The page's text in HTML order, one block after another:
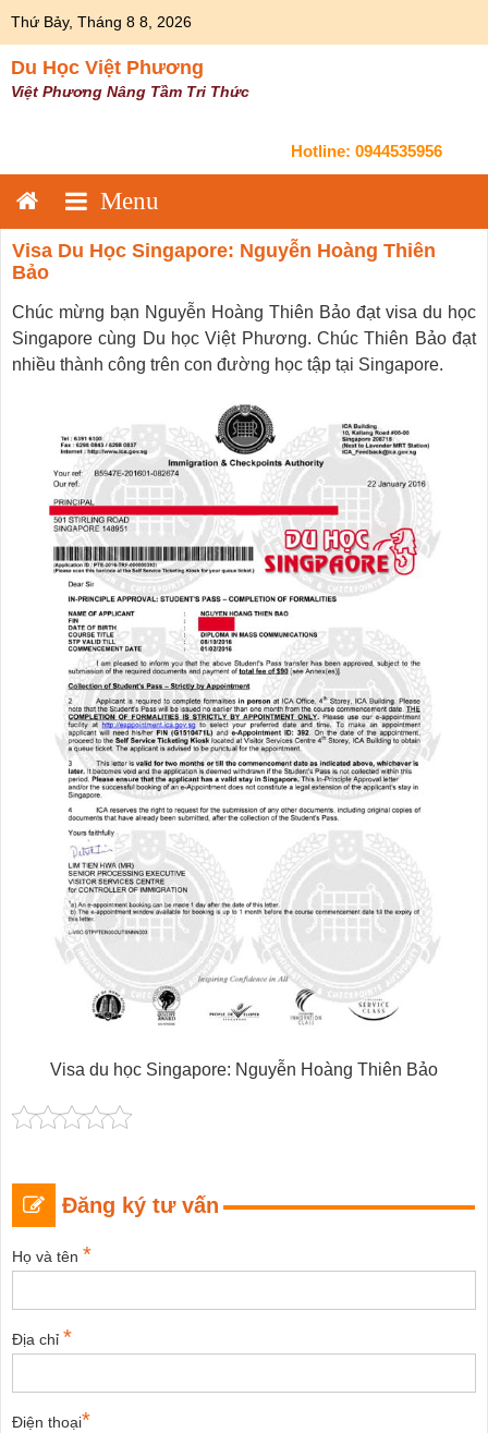
Thứ Bảy, Tháng 8 8, 2026
Du Học Việt Phương
Việt Phương Nâng Tầm Tri Thức
Hotline: 0944535956
Visa Du Học Singapore: Nguyễn Hoàng Thiên
Bảo
Chúc mừng bạn Nguyễn Hoàng Thiên Bảo đạt visa du học
Singapore cùng Du học Việt Phương. Chúc Thiên Bảo đạt
nhiều thành công trên con đường học tập tại Singapore.
Visa du học Singapore: Nguyễn Hoàng Thiên Bảo
Đăng ký tư vấn
Họ và tên *
Địa chỉ *
Điện thoại*